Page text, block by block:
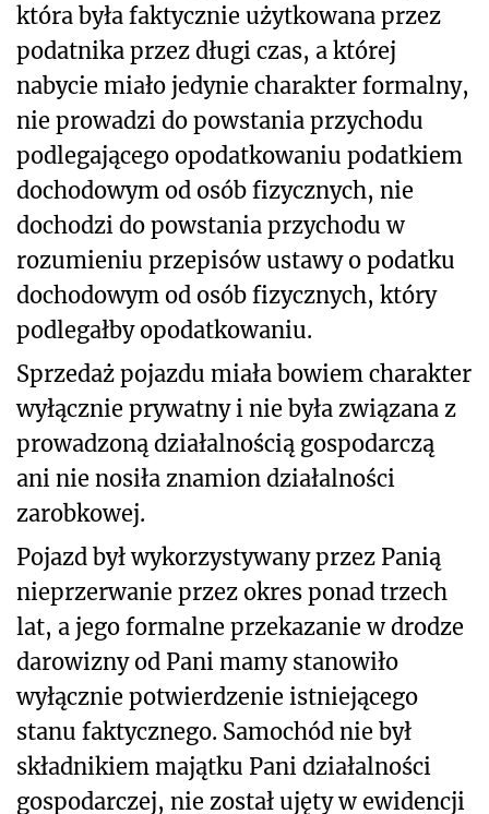
która była faktycznie użytkowana przez
podatnika przez długi czas, a której
nabycie miało jedynie charakter formalny,
nie prowadzi do powstania przychodu
podlegającego opodatkowaniu podatkiem
dochodowym od osób fizycznych, nie
dochodzi do powstania przychodu w
rozumieniu przepisów ustawy o podatku
dochodowym od osób fizycznych, który
podlegałby opodatkowaniu.
Sprzedaż pojazdu miała bowiem charakter
wyłącznie prywatny i nie była związana z
prowadzoną działalnością gospodarczą
ani nie nosiła znamion działalności
zarobkowej.
Pojazd był wykorzystywany przez Panią
nieprzerwanie przez okres ponad trzech
lat, a jego formalne przekazanie w drodze
darowizny od Pani mamy stanowiło
wyłącznie potwierdzenie istniejącego
stanu faktycznego. Samochód nie był
składnikiem majątku Pani działalności
gospodarczej, nie został ujęty w ewidencji